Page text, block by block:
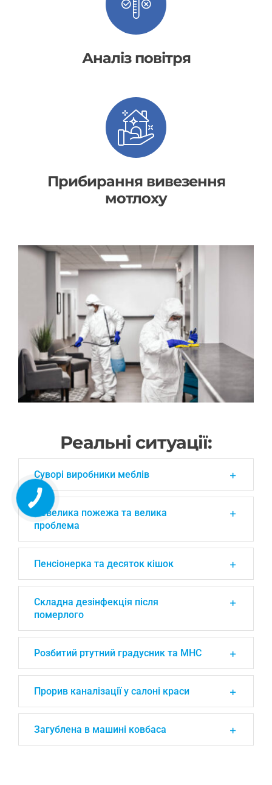
Аналіз повітря
Прибирання вивезення
мотлоху
Реальні ситуації:
Суворі виробники меблів
Невелика пожежа та велика
проблема
Пенсіонерка та десяток кішок
Складна дезінфекція після
померлого
Розбитий ртутний градусник та МНС
Прорив каналізації у салоні краси
Загублена в машині ковбаса